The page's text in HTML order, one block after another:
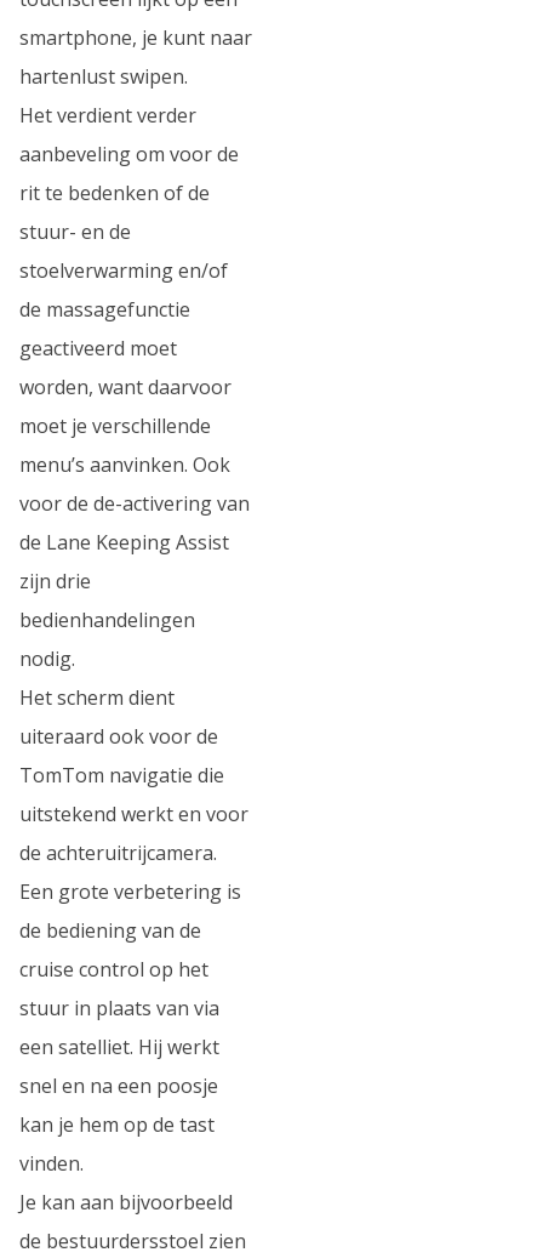
smartphone, je kunt naar
hartenlust swipen.
Het verdient verder
aanbeveling om voor de
rit te bedenken of de
stuur- en de
stoelverwarming en/of
de massagefunctie
geactiveerd moet
worden, want daarvoor
moet je verschillende
menu’s aanvinken. Ook
voor de de-activering van
de Lane Keeping Assist
zijn drie
bedienhandelingen
nodig.
Het scherm dient
uiteraard ook voor de
TomTom navigatie die
uitstekend werkt en voor
de achteruitrijcamera.
Een grote verbetering is
de bediening van de
cruise control op het
stuur in plaats van via
een satelliet. Hij werkt
snel en na een poosje
kan je hem op de tast
vinden.
Je kan aan bijvoorbeeld
de bestuurdersstoel zien